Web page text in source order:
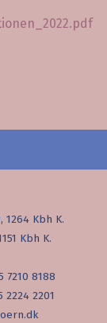
Kbh K.
Kbh K.
8188
2201